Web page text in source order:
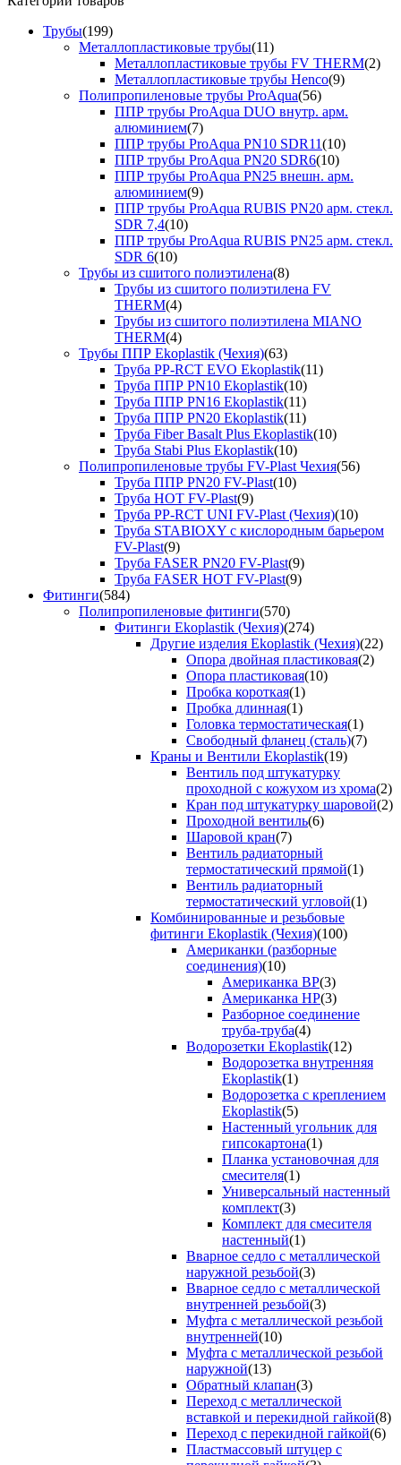
Трубы(199)
Металлопластиковые трубы(11)
Металлопластиковые трубы FV THERM(2)
Металлопластиковые трубы Henco(9)
Полипропиленовые трубы ProAqua(56)
ППР трубы ProAqua DUO внутр. арм.
алюминием(7)
ППР трубы ProAqua PN10 SDR11(10)
ППР трубы ProAqua PN20 SDR6(10)
ППР трубы ProAqua PN25 внешн. арм.
алюминием(9)
ППР трубы ProAqua RUBIS PN20 арм. стекл.
SDR 7,4(10)
ППР трубы ProAqua RUBIS PN25 арм. стекл.
SDR 6(10)
Трубы из сшитого полиэтилена(8)
Трубы из сшитого полиэтилена FV
THERM(4)
Трубы из сшитого полиэтилена MIANO
THERM(4)
Трубы ППР Ekoplastik (Чехия)(63)
Труба PP-RCT EVO Ekoplastik(11)
Труба ППР PN10 Ekoplastik(10)
Труба ППР PN16 Ekoplastik(11)
Труба ППР PN20 Ekoplastik(11)
Труба Fiber Basalt Plus Ekoplastik(10)
Труба Stabi Plus Ekoplastik(10)
Полипропиленовые трубы FV-Plast Чехия(56)
Труба ППР PN20 FV-Plast(10)
Труба HOT FV-Plast(9)
Труба PP-RCT UNI FV-Plast (Чехия)(10)
Труба STABIOXY с кислородным барьером
FV-Plast(9)
Труба FASER PN20 FV-Plast(9)
Труба FASER HOT FV-Plast(9)
Фитинги(584)
Полипропиленовые фитинги(570)
Фитинги Ekoplastik (Чехия)(274)
Другие изделия Ekoplastik (Чехия)(22)
Опора двойная пластиковая(2)
Опора пластиковая(10)
Пробка короткая(1)
Пробка длинная(1)
Головка термостатическая(1)
Свободный фланец (сталь)(7)
Краны и Вентили Ekoplastik(19)
Вентиль под штукатурку
проходной с кожухом из хрома(2)
Кран под штукатурку шаровой(2)
Проходной вентиль(6)
Шаровой кран(7)
Вентиль радиаторный
термостатический прямой(1)
Вентиль радиаторный
термостатический угловой(1)
Комбинированные и резьбовые
фитинги Ekoplastik (Чехия)(100)
Американки (разборные
соединения)(10)
Американка ВР(3)
Американка НР(3)
Разборное соединение
труба-труба(4)
Водорозетки Ekoplastik(12)
Водорозетка внутренняя
Ekoplastik(1)
Водорозетка с креплением
Ekoplastik(5)
Настенный угольник для
гипсокартона(1)
Планка установочная для
смесителя(1)
Универсальный настенный
комплект(3)
Комплект для смесителя
настенный(1)
Вварное седло с металлической
наружной резьбой(3)
Вварное седло с металлической
внутренней резьбой(3)
Муфта с металлической резьбой
внутренней(10)
Муфта с металлической резьбой
наружной(13)
Обратный клапан(3)
Переход с металлической
вставкой и перекидной гайкой(8)
Переход с перекидной гайкой(6)
Пластмассовый штуцер с